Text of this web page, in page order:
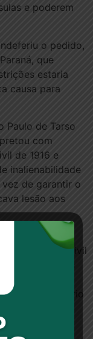
e poderem
o pedido,
que
estaria
causa para
Paulo de Tarso
com
de 1916 e
inalienabilidade
de garantir o
lesão aos
da cláusula,
do Código Civil
donatários
a morte dos
plenipotenciário
não se